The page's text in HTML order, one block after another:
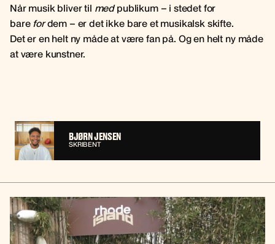
Når musik bliver til medpublikum – i stedet for
barefordem – er det ikke bare et musikalsk skifte.
Det er en helt ny måde at være fan på. Og en helt ny måde
at være kunstner.
BJØRN JENSEN
SKRIBENT